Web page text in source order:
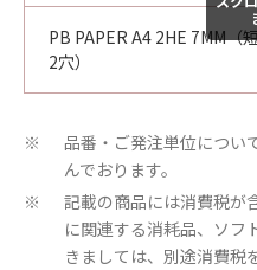
PB PAPER A4 2HE 7MM（
2穴）
※
品番・ご発注単位につい
んでおります。
※
記載の商品には消費税が
に関連する消耗品、ソフ
きましては、別途消費税